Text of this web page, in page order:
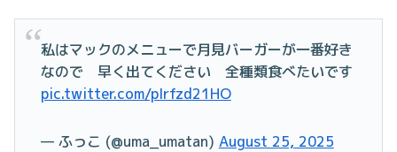
私はマックのメニューで月見バーガーが一番好き
なので 早く出てください 全種類食べたいです
pic.twitter.com/pIrfzd21HO
— ふっこ (@uma_umatan) August 25, 2025